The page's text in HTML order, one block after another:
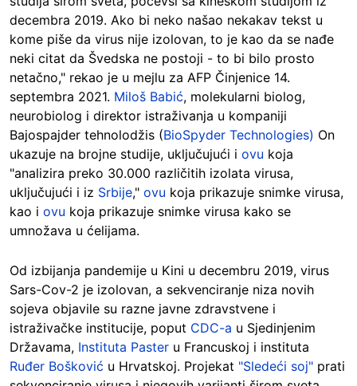
decembra 2019. Ako bi neko našao nekakav tekst u
kome piše da virus nije izolovan, to je kao da se nađe
neki citat da Švedska ne postoji - to bi bilo prosto
netačno," rekao je u mejlu za AFP Činjenice 14.
septembra 2021. Miloš Babić, molekularni biolog,
neurobiolog i direktor istraživanja u kompaniji
Bajospajder tehnolodžis (BioSpyder Technologies) On
ukazuje na brojne studije, uključujući i ovu koja
"analizira preko 30.000 različitih izolata virusa,
uključujući i iz Srbije," ovu koja prikazuje snimke virusa,
kao i ovu koja prikazuje snimke virusa kako se
umnožava u ćelijama.
Od izbijanja pandemije u Kini u decembru 2019, virus
Sars-Cov-2 je izolovan, a sekvenciranje niza novih
sojeva objavile su razne javne zdravstvene i
istraživačke institucije, poput CDC-a u Sjedinjenim
Državama, Instituta Paster u Francuskoj i instituta
Ruđer Bošković u Hrvatskoj. Projekat "Sledeći soj" prati